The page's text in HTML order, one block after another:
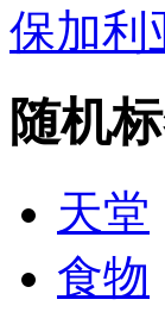
保加利
随机
天堂
食物